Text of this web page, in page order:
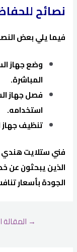
نصائح
فيما يلي بعض
وضع جهاز
المباشرة.
فصل جهاز
استخدامه.
تنظيف
فني ستلايت هندي
الذين يبحثون عن
الجودة بأسعار
→